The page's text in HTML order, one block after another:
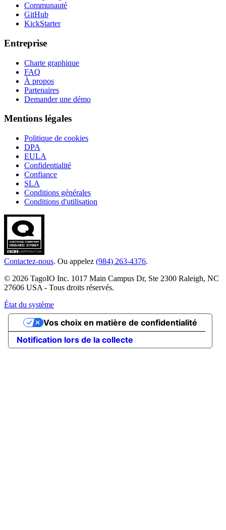
Communauté
GitHub
KickStarter
Entreprise
Charte graphique
FAQ
À propos
Partenaires
Demander une démo
Mentions légales
Politique de cookies
DPA
EULA
Confidentialité
Confiance
SLA
Conditions générales
Conditions d'utilisation
Contactez-nous. Ou appelez (984) 263-4376.
© 2026 TagoIO Inc. 1017 Main Campus Dr, Ste 2300 Raleigh, NC
27606 USA - Tous droits réservés.
État du système
Notification lors de la collecte
Vos choix en matière de confidentialité